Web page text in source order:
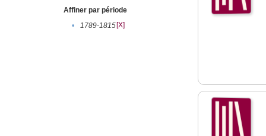
Affiner par période
•
1789-1815[X]